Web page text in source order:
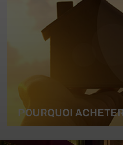
POURQUOI